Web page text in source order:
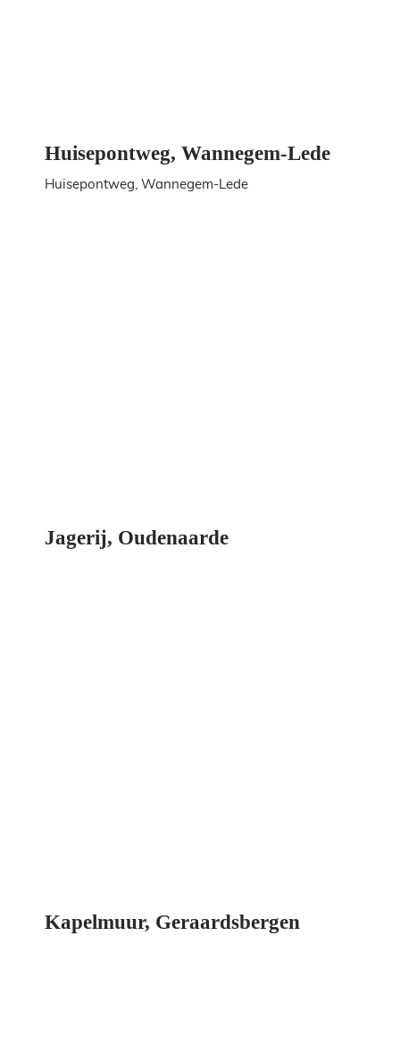
Huisepontweg, Wannegem-Lede
Huisepontweg, Wannegem-Lede
Jagerij, Oudenaarde
Kapelmuur, Geraardsbergen